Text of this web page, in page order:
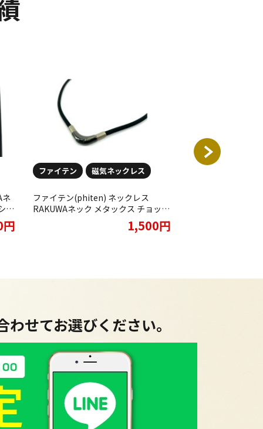
ル
て
ファイテン 磁気ネックレス
ファイテン(phiten) ネックレス
RAKUWAネック メタックス チョッパ
1,500円
せてお選びください。